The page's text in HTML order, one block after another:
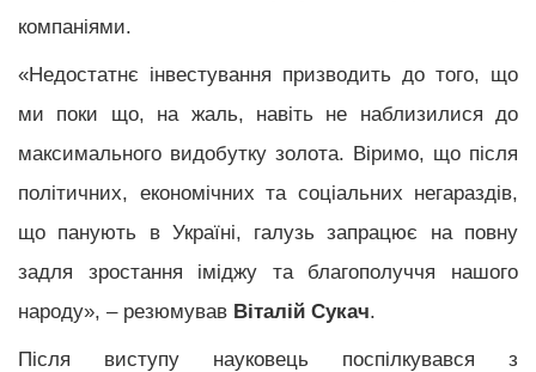
компаніями.
«Недостатнє інвестування призводить до того, що
ми поки що, на жаль, навіть не наблизилися до
максимального видобутку золота. Віримо, що після
політичних, економічних та соціальних негараздів,
що панують в Україні, галузь запрацює на повну
задля зростання іміджу та благополуччя нашого
народу», – резюмував Віталій Сукач.
Після виступу науковець поспілкувався з